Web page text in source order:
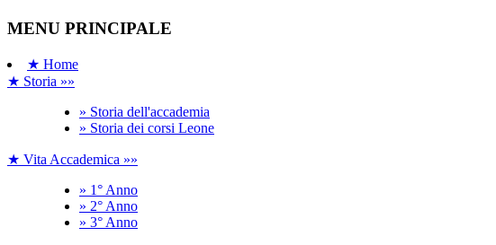
MENU PRINCIPALE
★ Home
★ Storia »»
» Storia dell'accademia
» Storia dei corsi Leone
★ Vita Accademica »»
» 1° Anno
» 2° Anno
» 3° Anno